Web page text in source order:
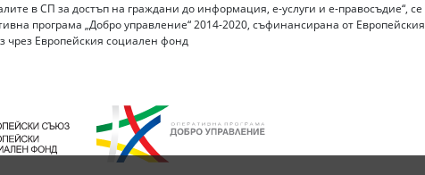
в СП за достъп на граждани до информация, е-услуги и е-правосъдие“, се
програма „Добро управление“ 2014-2020, съфинансирана от Европейския
чрез Европейския социален фонд